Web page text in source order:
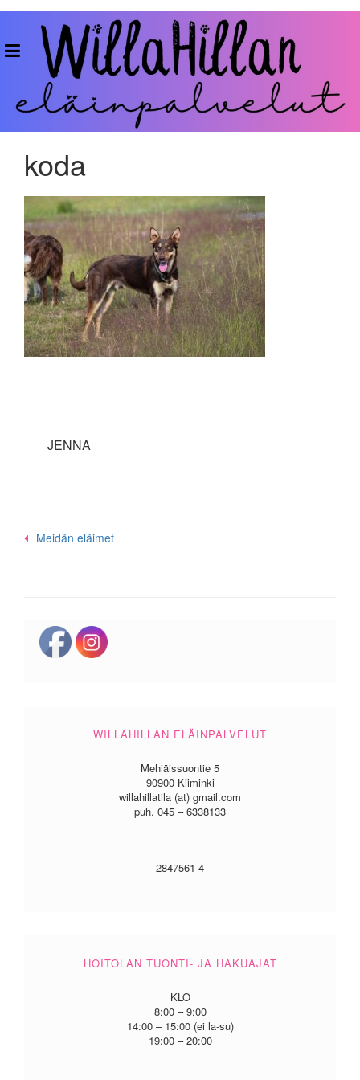
Skip
WillaHillan
Eläinpalvelut
koda
JENNA
Post
Meidän eläimet
WILLAHILLAN ELÄINPALVELUT
Mehiäissuontie 5
90900 Kiiminki
willahillatila (at) gmail.com
puh. 045 – 6338133
2847561-4
HOITOLAN TUONTI- JA HAKUAJAT
KLO
8:00 – 9:00
14:00 – 15:00 (ei la-su)
19:00 – 20:00